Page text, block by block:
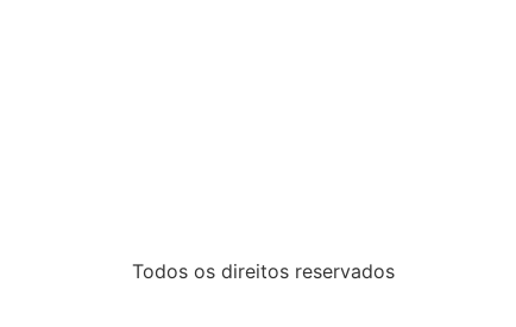
Todos os direitos reservados